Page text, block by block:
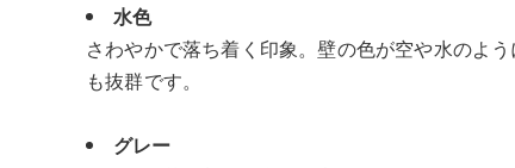
水色
さわやかで落ち着く印象。壁の色が空や水のよ
も抜群です。
グレー